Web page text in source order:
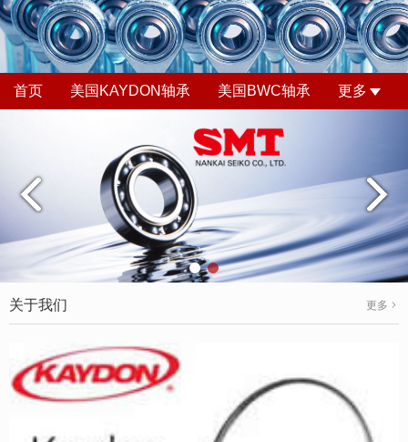
首页 美国KAYDON轴承 美国BWC轴承 更多
关于我们 更多